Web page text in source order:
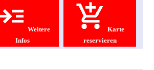
Karte
reservieren
Weitere
Infos